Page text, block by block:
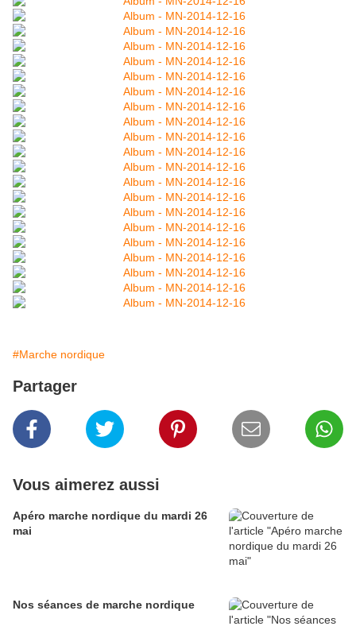
#Marche nordique
Partager
Vous aimerez aussi
Apéro marche nordique du mardi 26
mai
Nos séances de marche nordique